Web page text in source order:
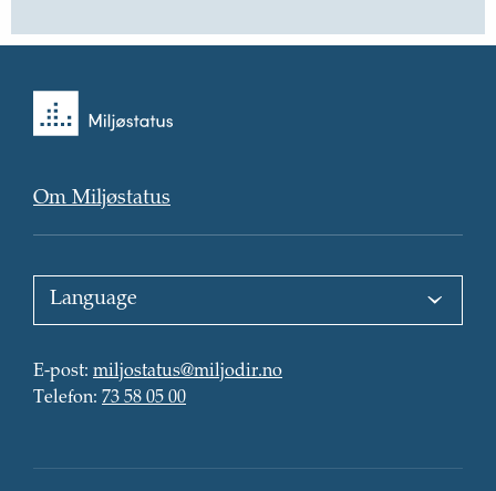
Tilbake
til
Om Miljøstatus
Choose
language:
E-post: E-
post:
miljostatus@miljodir.no
Telefon: Telefon:
73 58 05 00